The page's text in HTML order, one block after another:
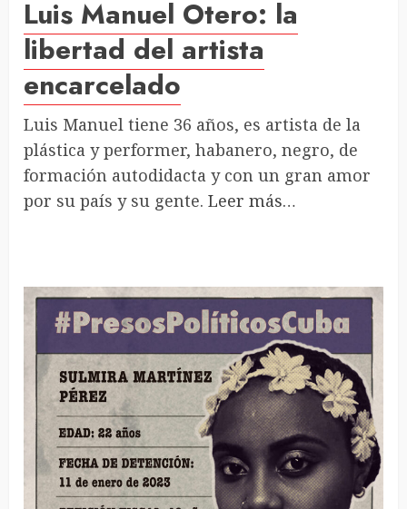
Luis Manuel Otero: la
libertad del artista
encarcelado
Luis Manuel tiene 36 años, es artista de la
plástica y performer, habanero, negro, de
formación autodidacta y con un gran amor
por su país y su gente. Leer más…